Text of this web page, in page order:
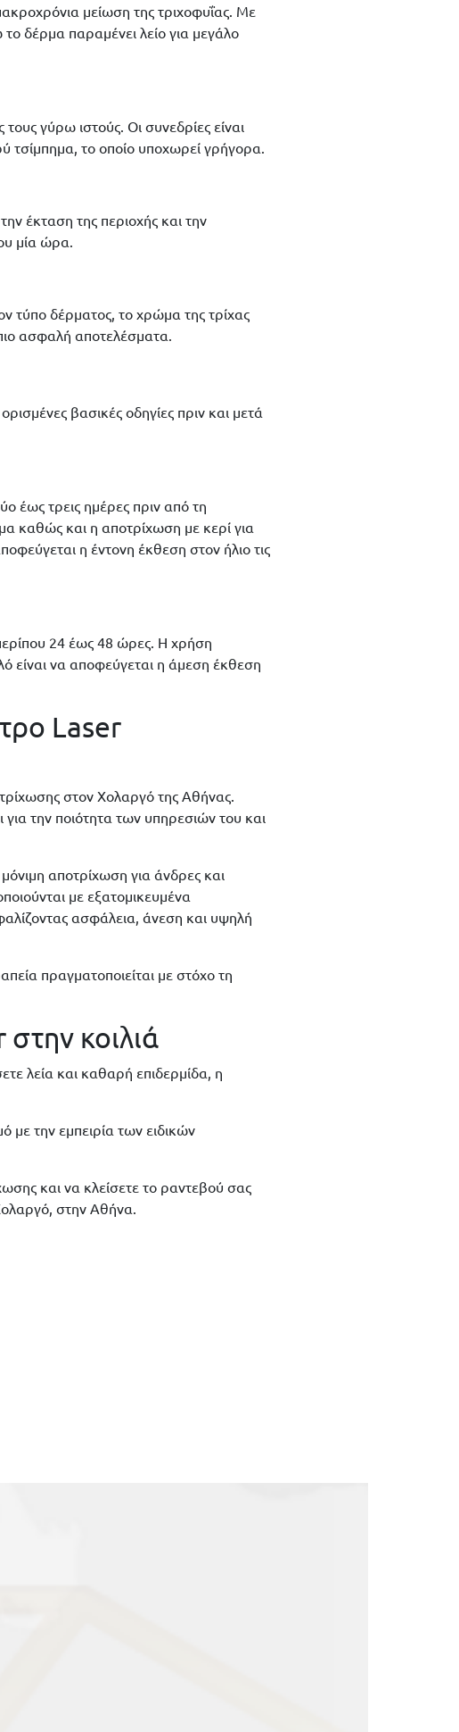
μείωση της τριχοφυΐας. Με
δέρμα παραμένει λείο για μεγάλο
γύρω ιστούς. Οι συνεδρίες είναι
τσίμπημα, το οποίο υποχωρεί γρήγορα.
έκταση της περιοχής και την
μία ώρα.
τύπο δέρματος, το χρώμα της τρίχας
ασφαλή αποτελέσματα.
βασικές οδηγίες πριν και μετά
έως τρεις ημέρες πριν από τη
καθώς και η αποτρίχωση με κερί για
η έντονη έκθεση στον ήλιο τις
24 έως 48 ώρες. Η χρήση
είναι να αποφεύγεται η άμεση έκθεση
Laser
στον Χολαργό της Αθήνας.
για την ποιότητα των υπηρεσιών του και
αποτρίχωση για άνδρες και
με εξατομικευμένα
ασφάλεια, άνεση και υψηλή
πραγματοποιείται με στόχο τη
κοιλιά
λεία και καθαρή επιδερμίδα, η
με την εμπειρία των ειδικών
και να κλείσετε το ραντεβού σας
στην Αθήνα.